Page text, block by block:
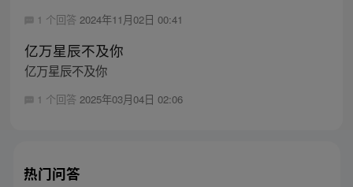
1 个回答 2024年11月02日 00:41
亿万星辰不及你
亿万星辰不及你
1 个回答 2025年03月04日 02:06
热门问答